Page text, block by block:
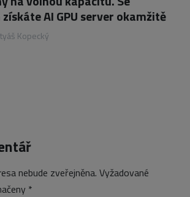
AI GPU server okamžitě
Kopecký
nebude zveřejněna. Vyžadované
*